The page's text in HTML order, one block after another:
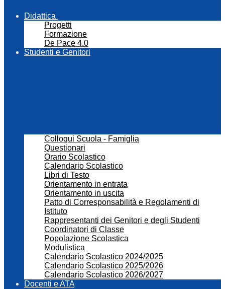
Didattica
Progetti
Formazione
De Pace 4.0
Studenti e Genitori
Colloqui Scuola - Famiglia
Questionari
Orario Scolastico
Calendario Scolastico
Libri di Testo
Orientamento in entrata
Orientamento in uscita
Patto di Corresponsabilità e Regolamenti di
Istituto
Rappresentanti dei Genitori e degli Studenti
Coordinatori di Classe
Popolazione Scolastica
Modulistica
Calendario Scolastico 2024/2025
Calendario Scolastico 2025/2026
Calendario Scolastico 2026/2027
Docenti e ATA